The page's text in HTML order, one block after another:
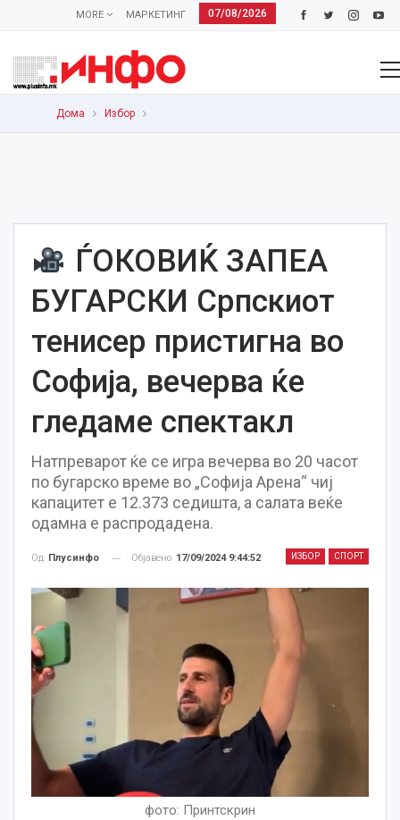
07/08/2026
МАРКЕТИНГ
MORE
Дома Избор
ЃОКОВИЌ ЗАПЕА
БУГАРСКИ Српскиот
тенисер пристигна во
Софија, вечерва ќе
гледаме спектакл
Натпреварот ќе се игра вечерва во 20 часот
по бугарско време во „Софија Арена“ чиј
капацитет е 12.373 седишта, а салата веќе
одамна е распродадена.
ИЗБОР СПОРТ
Од Плусинфо Објавено 17/09/2024 9:44:52
фото: Принтскрин